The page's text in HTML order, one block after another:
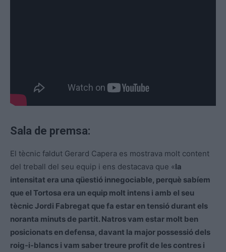
Sala de premsa:
El tècnic faldut Gerard Capera es mostrava molt content
del treball del seu equip i ens destacava que «la
intensitat era una qüestió innegociable, perquè sabíem
que el Tortosa era un equip molt intens i amb el seu
tècnic Jordi Fabregat que fa estar en tensió durant els
noranta minuts de partit. Natros vam estar molt ben
posicionats en defensa, davant la major possessió dels
roig-i-blancs i vam saber treure profit de les contres i